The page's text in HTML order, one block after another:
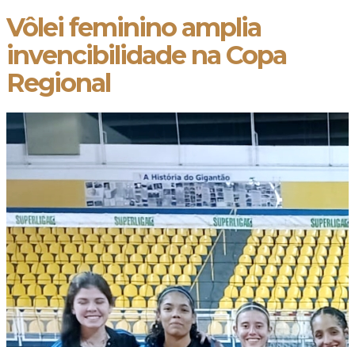
Vôlei feminino amplia
invencibilidade na Copa
Regional